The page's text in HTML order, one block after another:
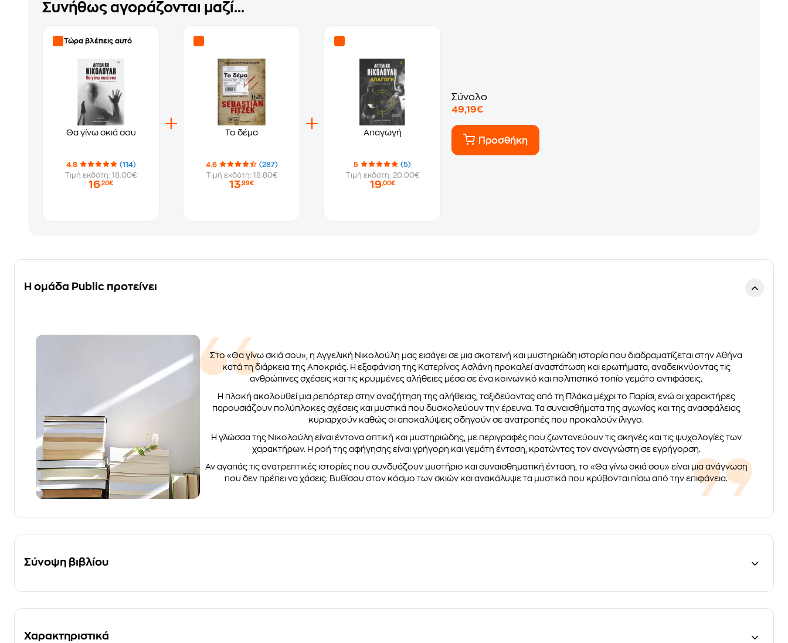
Συνήθως αγοράζονται μαζί...
Τώρα βλέπεις αυτό
Θα γίνω σκιά σου
4.8
(114)
Τιμή εκδότη: 18.00€
16,20€
Το δέμα
4.6
(287)
Τιμή εκδότη: 18.80€
13,99€
Απαγωγή
5
(5)
Τιμή εκδότη: 20.00€
19,00€
Σύνολο
49,19€
Προσθήκη
Η ομάδα Public προτείνει
Στο «Θα γίνω σκιά σου», η Αγγελική Νικολούλη μας εισάγει σε μια σκοτεινή και μυστηριώδη ιστορία που διαδραματίζεται στην Αθήνα
κατά τη διάρκεια της Αποκριάς. Η εξαφάνιση της Κατερίνας Ασλάνη προκαλεί αναστάτωση και ερωτήματα, αναδεικνύοντας τις
ανθρώπινες σχέσεις και τις κρυμμένες αλήθειες μέσα σε ένα κοινωνικό και πολιτιστικό τοπίο γεμάτο αντιφάσεις.
Η πλοκή ακολουθεί μια ρεπόρτερ στην αναζήτηση της αλήθειας, ταξιδεύοντας από τη Πλάκα μέχρι το Παρίσι, ενώ οι χαρακτήρες
παρουσιάζουν πολύπλοκες σχέσεις και μυστικά που δυσκολεύουν την έρευνα. Τα συναισθήματα της αγωνίας και της ανασφάλειας
κυριαρχούν καθώς οι αποκαλύψεις οδηγούν σε ανατροπές που προκαλούν ίλιγγο.
Η γλώσσα της Νικολούλη είναι έντονα οπτική και μυστηριώδης, με περιγραφές που ζωντανεύουν τις σκηνές και τις ψυχολογίες των
χαρακτήρων. Η ροή της αφήγησης είναι γρήγορη και γεμάτη ένταση, κρατώντας τον αναγνώστη σε εγρήγορση.
Αν αγαπάς τις ανατρεπτικές ιστορίες που συνδυάζουν μυστήριο και συναισθηματική ένταση, το «Θα γίνω σκιά σου» είναι μια ανάγνωση
που δεν πρέπει να χάσεις. Βυθίσου στον κόσμο των σκιών και ανακάλυψε τα μυστικά που κρύβονται πίσω από την επιφάνεια.
Σύνοψη βιβλίου
Χαρακτηριστικά